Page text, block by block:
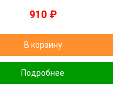
910 ₽
В корзину
Подробнее